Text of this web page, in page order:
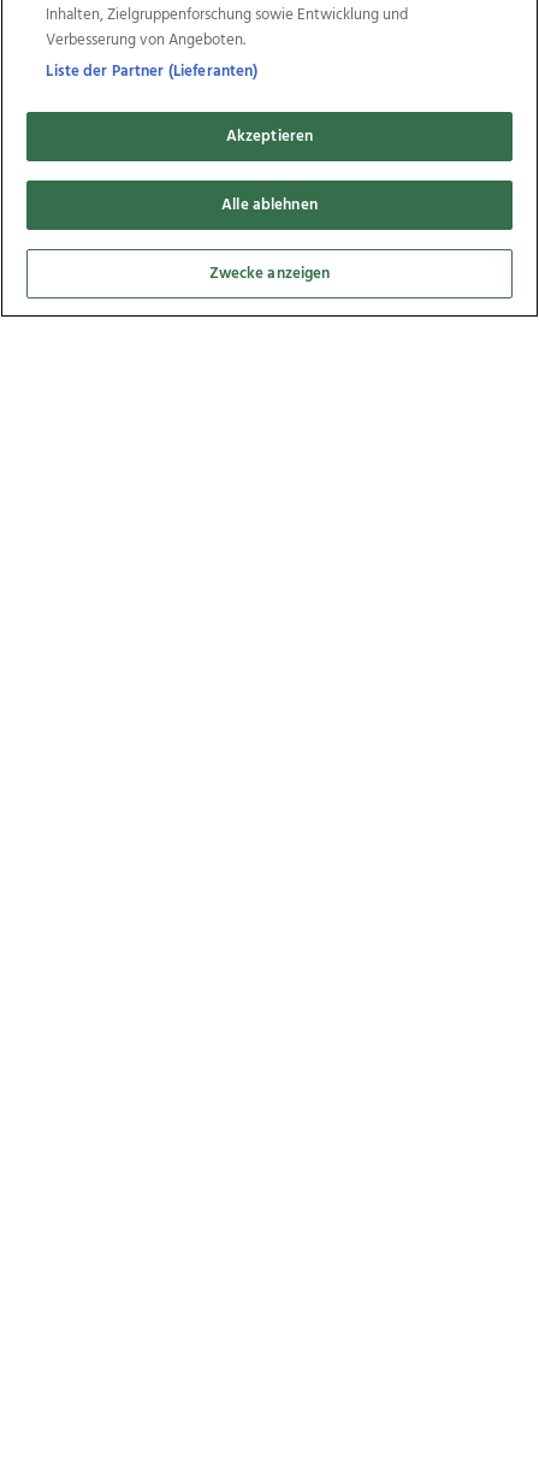
Bezirksjägertag Linz/Linz-Land, 03.03.2015
11
Inhalten, Zielgruppenforschung sowie Entwicklung und
Verbesserung von Angeboten.
Liste der Partner (Lieferanten)
Akzeptieren
Alle ablehnen
Zwecke anzeigen